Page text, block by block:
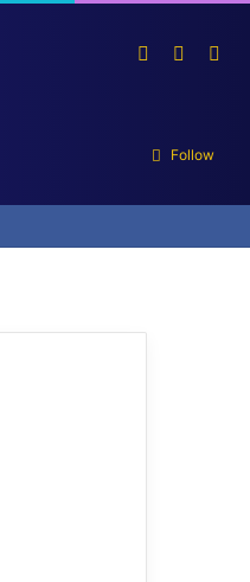
Log
In Follow